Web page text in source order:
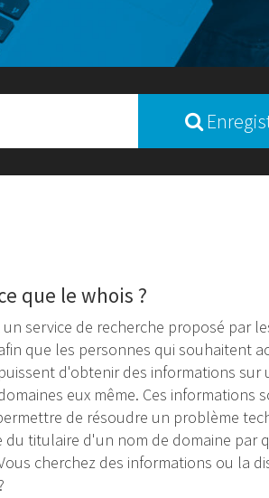
que le whois ?
un service de recherche proposé par
que les personnes qui souhaitent
d'obtenir des informations sur
eux même. Ces informations
de résoudre un problème
du titulaire d'un nom de domaine par
cherchez des informations ou la